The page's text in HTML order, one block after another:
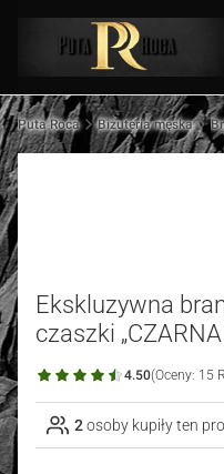
Puta Roca Biżuteria męska
Ekskluzywna
czaszki „CZARNA
4.50(Oceny: 15
2osoby kupiły ten